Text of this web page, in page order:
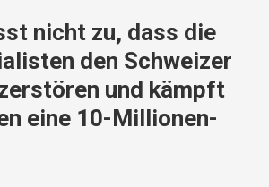
nicht zu, dass die
den Schweizer
und kämpft
eine 10-Millionen-